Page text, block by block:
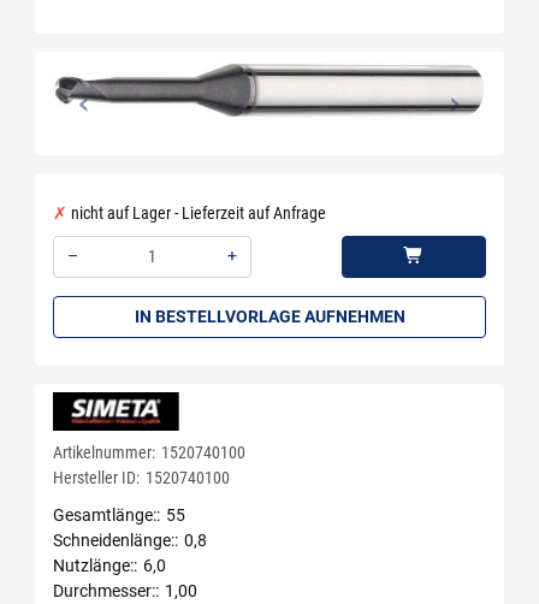
nicht auf Lager - Lieferzeit auf Anfrage
–
+
IN BESTELLVORLAGE AUFNEHMEN
Artikelnummer: 1520740100
Hersteller ID: 1520740100
Gesamtlänge: 55
Schneidenlänge: 0,8
Nutzlänge: 6,0
Durchmesser: 1,00